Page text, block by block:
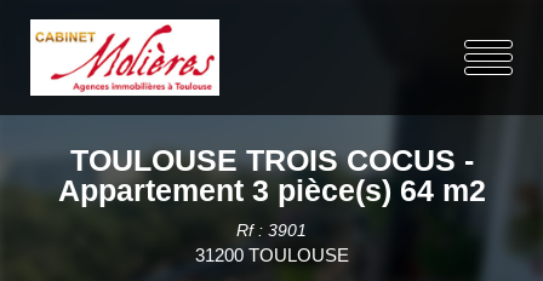
TOULOUSE TROIS COCUS -
Appartement 3 pièce(s) 64 m2
Rf : 3901
31200 TOULOUSE